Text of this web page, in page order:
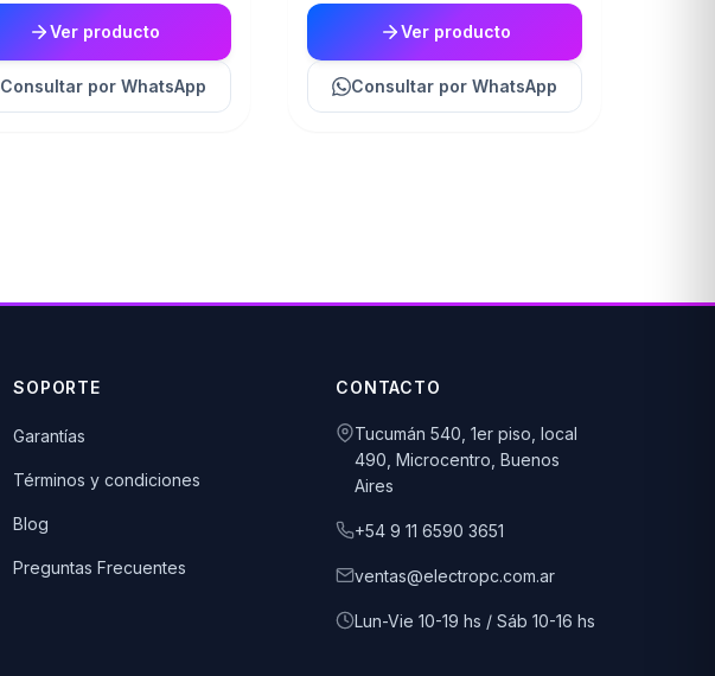
Ver producto
Consultar por WhatsApp
Ver producto
Consultar por WhatsApp
SOPORTE
Garantías
Términos y condiciones
Blog
Preguntas Frecuentes
CONTACTO
Tucumán 540, 1er piso, local
490, Microcentro, Buenos
Aires
+54 9 11 6590 3651
ventas@electropc.com.ar
Lun-Vie 10-19 hs / Sáb 10-16 hs